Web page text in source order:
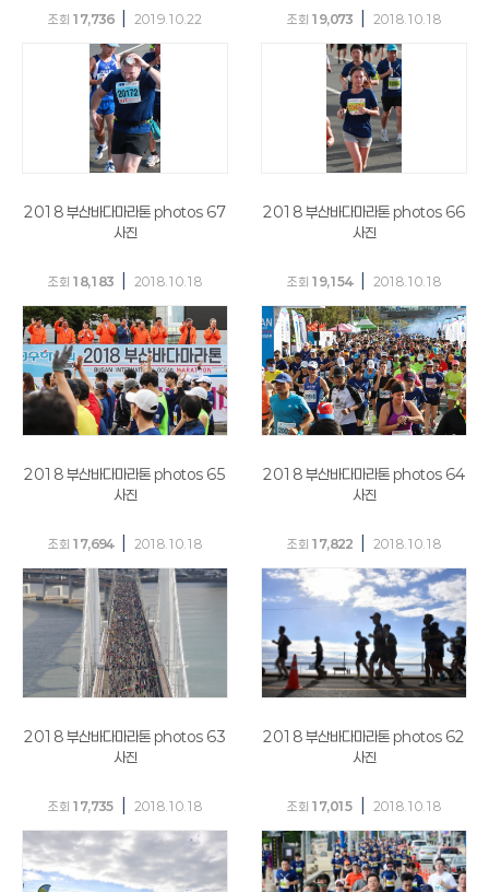
조회 17,736 2019.10.22 조회 19,073 2018.10.18
2018 부산바다마라톤 photos 67
사진
조회 18,183 2018.10.18
2018 부산바다마라톤 photos 66
사진
조회 19,154 2018.10.18
2018 부산바다마라톤 photos 65
사진
조회 17,694 2018.10.18
2018 부산바다마라톤 photos 64
사진
조회 17,822 2018.10.18
2018 부산바다마라톤 photos 63
사진
조회 17,735 2018.10.18
2018 부산바다마라톤 photos 62
사진
조회 17,015 2018.10.18